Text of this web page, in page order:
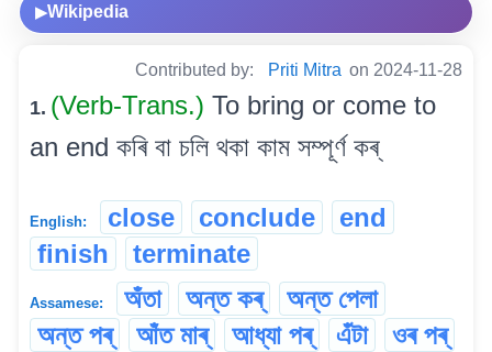
▶Wikipedia
Contributed by: Priti Mitra on 2024-11-28
1. (Verb-Trans.) To bring or come to
an end কৰি বা চলি থকা কাম সম্পূৰ্ণ কৰ্
English: close conclude
end
finish
terminate
Assamese: অঁতা অন্ত কৰ্
অন্ত পেলা
অন্ত পৰ্
আঁত মাৰ্ আধ্যা পৰ্ এঁটা
ওৰ পৰ্